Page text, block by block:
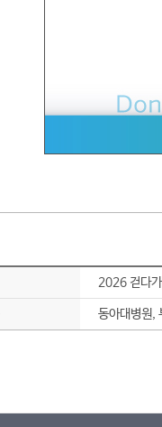
2026 걷다
동아대병원,